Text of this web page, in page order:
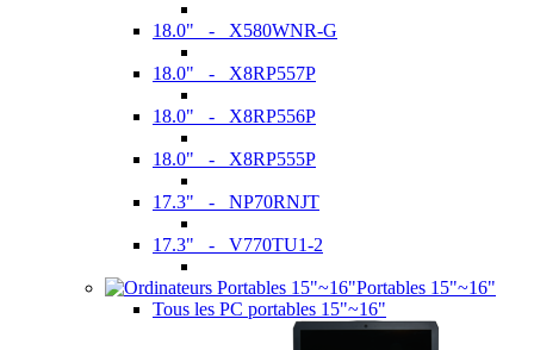
18.0" - X580WNR-G
18.0" - X8RP557P
18.0" - X8RP556P
18.0" - X8RP555P
17.3" - NP70RNJT
17.3" - V770TU1-2
Portables 15"~16"
Tous les PC portables 15"~16"